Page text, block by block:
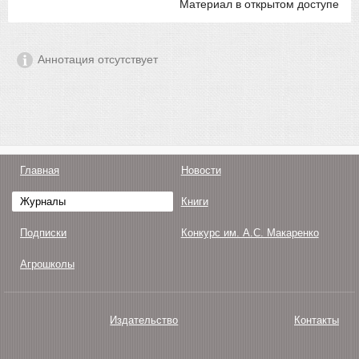
Материал в открытом доступе
Аннотация отсутствует
Главная Новости
Журналы Книги
Подписки Конкурс им. А.С. Макаренко
Агрошколы
Издательство Контакты